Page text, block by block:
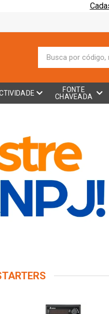
FONTE
CHAVEADA